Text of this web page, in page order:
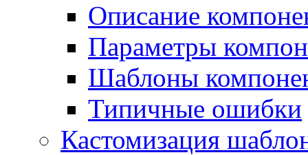
Описание
Параметры
Шаблоны
Типичные ошибки
Кастомизация